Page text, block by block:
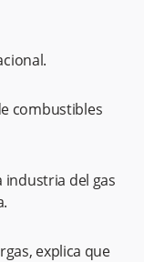
combustibles
del gas
explica que